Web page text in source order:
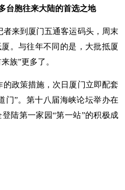
台胞往来大陆的首选之地
者来到厦门五通客运码头，周末
。与往年不同的是，大批抵厦
族”更多了。
政策措施，次日厦门立即配套
门”。第十八届海峡论坛举办在
陆第一家园“第一站”的积极成